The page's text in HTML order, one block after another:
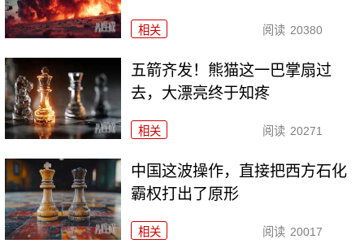
相关 阅读 20380
五箭齐发！熊猫这一巴掌扇过
去，大漂亮终于知疼
相关 阅读 20271
中国这波操作，直接把西方石化
霸权打出了原形
相关 阅读 20017